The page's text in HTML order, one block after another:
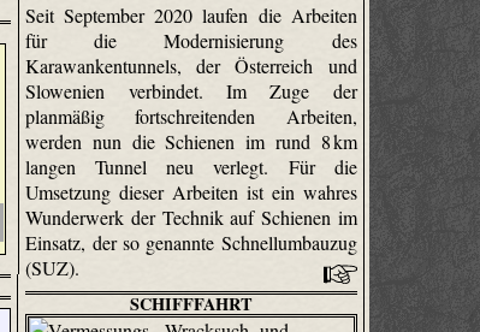
Seit September 2020 laufen die Arbeiten
für die Modernisierung des
Karawankentunnels, der Österreich und
Slowenien verbindet. Im Zuge der
planmäßig fortschreitenden Arbeiten,
werden nun die Schienen im rund 8 km
langen Tunnel neu verlegt. Für die
Umsetzung dieser Arbeiten ist ein wahres
Wunderwerk der Technik auf Schienen im
Einsatz, der so genannte Schnellumbauzug
(SUZ).
SCHIFFFAHRT